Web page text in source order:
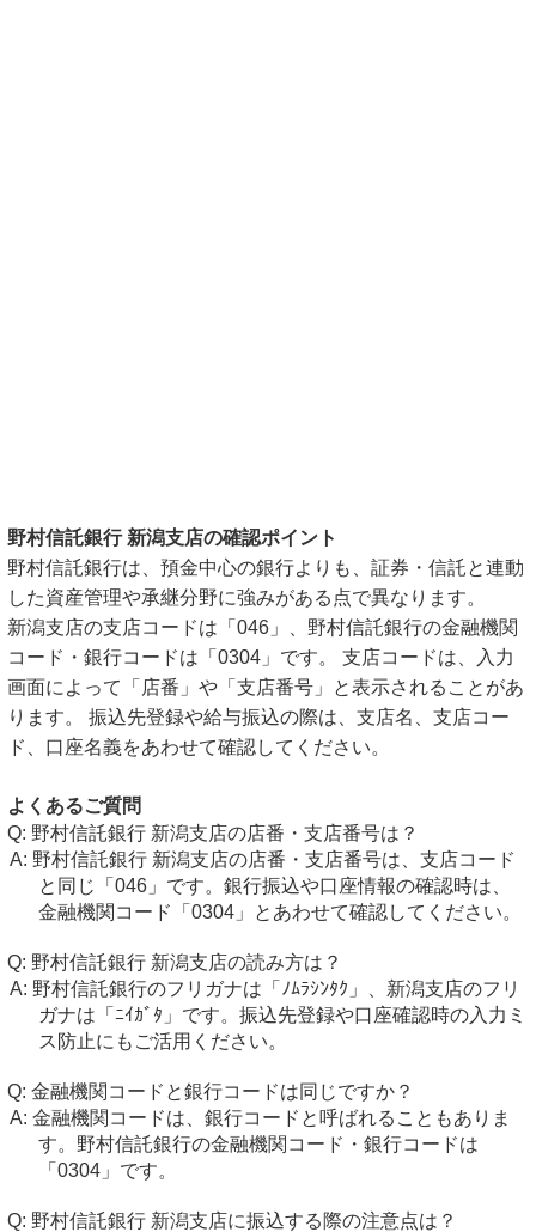
野村信託銀行 新潟支店の確認ポイント
野村信託銀行は、預金中心の銀行よりも、証券・信託と連動
した資産管理や承継分野に強みがある点で異なります。
新潟支店の支店コードは「046」、野村信託銀行の金融機関
コード・銀行コードは「0304」です。 支店コードは、入力
画面によって「店番」や「支店番号」と表示されることがあ
ります。 振込先登録や給与振込の際は、支店名、支店コー
ド、口座名義をあわせて確認してください。
よくあるご質問
野村信託銀行 新潟支店の店番・支店番号は？
野村信託銀行 新潟支店の店番・支店番号は、支店コード
と同じ「046」です。銀行振込や口座情報の確認時は、
金融機関コード「0304」とあわせて確認してください。
野村信託銀行 新潟支店の読み方は？
野村信託銀行のフリガナは「ﾉﾑﾗｼﾝﾀｸ」、新潟支店のフリ
ガナは「ﾆｲｶﾞﾀ」です。振込先登録や口座確認時の入力ミ
ス防止にもご活用ください。
金融機関コードと銀行コードは同じですか？
金融機関コードは、銀行コードと呼ばれることもありま
す。野村信託銀行の金融機関コード・銀行コードは
「0304」です。
野村信託銀行 新潟支店に振込する際の注意点は？